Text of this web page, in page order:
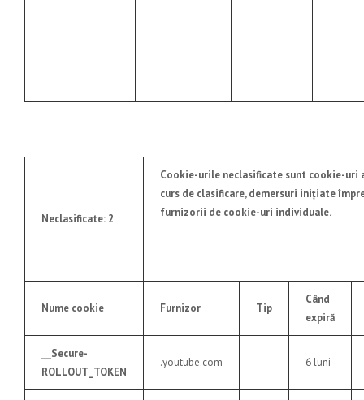
Neclasificate: 2
Cookie-urile neclasificate sunt cookie-uri
curs de clasificare, demersuri inițiate
furnizorii de cookie-uri individuale.
Nume cookie Furnizor Tip
Când
expiră
__Secure-
ROLLOUT_TOKEN
.youtube.com – 6 luni